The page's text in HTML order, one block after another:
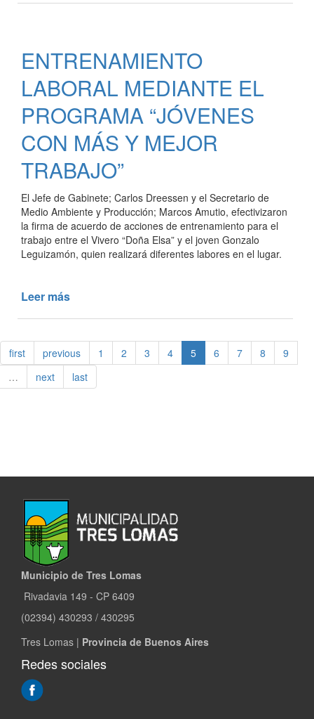
DIRECCIÓN
DE
SERVICIOS
URBANOS
ENTRENAMIENTO
LABORAL MEDIANTE EL
PROGRAMA “JÓVENES
CON MÁS Y MEJOR
TRABAJO”
El Jefe de Gabinete; Carlos Dreessen y el Secretario de
Medio Ambiente y Producción; Marcos Amutio, efectivizaron
la firma de acuerdo de acciones de entrenamiento para el
trabajo entre el Vivero “Doña Elsa” y el joven Gonzalo
Leguizamón, quien realizará diferentes labores en el lugar.
Leer más
MEDIANTE
EL
PROGRAMA
“JÓVENES
first previous 1 2 3 4 5 6 7 8
9
…
next last
Municipio de Tres Lomas
Rivadavia 149 - CP 6409
(02394) 430293 / 430295
Tres Lomas | Provincia de Buenos Aires
Redes sociales